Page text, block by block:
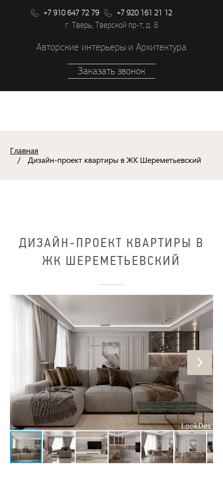
+7 910 647 72 79 +7 920 161 21 12
г. Тверь, Тверской пр-т, д. 8
Авторские интерьеры и Архитектура
Заказать звонок
Главная
Дизайн-проект квартиры в ЖК Шереметьевский
ДИЗАЙН-ПРОЕКТ КВАРТИРЫ В
ЖК ШЕРЕМЕТЬЕВСКИЙ